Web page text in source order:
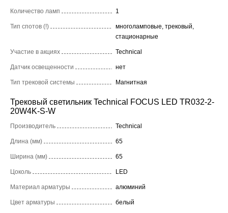
Количество ламп 1
Тип спотов (!)
многоламповые, трековый,
стационарные
Участие в акциях Technical
Датчик освещенности нет
Тип трековой системы Магнитная
Трековый светильник Technical FOCUS LED TR032-2-
20W4K-S-W
Производитель Technical
Длина (мм) 65
Ширина (мм) 65
Цоколь LED
Материал арматуры алюминий
Цвет арматуры белый